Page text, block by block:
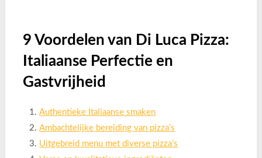
9 Voordelen van Di Luca Pizza:
Italiaanse Perfectie en
Gastvrijheid
Authentieke Italiaanse smaken
Ambachtelijke bereiding van pizza’s
Uitgebreid menu met diverse pizza’s